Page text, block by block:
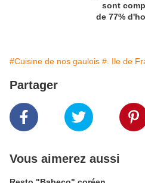
sont
de 77%
#Cuisine de nos gaulois #. Ile de
Partager
Vous aimerez aussi